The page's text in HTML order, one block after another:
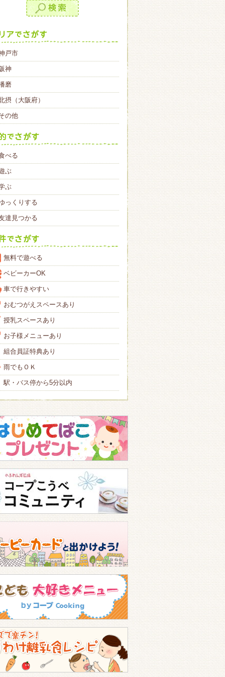
戸市
神
磨
摂（大阪府）
の他
べる
ぶ
ぶ
っくりする
達見つかる
無料で遊べる
ベビーカーOK
車で行きやすい
おむつがえスペースあり
授乳スペースあり
お子様メニューあり
組合員証特典あり
雨でもＯＫ
駅・バス停から5分以内